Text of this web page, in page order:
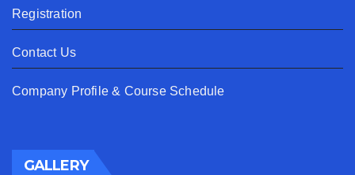
Registration
Contact Us
Company Profile & Course Schedule
GALLERY